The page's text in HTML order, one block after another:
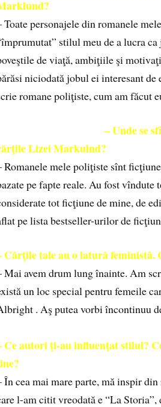
Toate personajele din romanele
stilul meu de a lucra
de viaţă, ambiţiile şi
niciodată jobul ei interesant
romane poliţiste, cum am făcut
– Unde se
Lizei Markulnd?
Romanele mele poliţiste sînt
pe fapte reale. Au fost
tot ficţiune de mine, de
pe lista bestseller-urilor de
Cărţile tale au o latură feministă.
Mai avem drum lung înainte. Am
un loc special pentru femeile
. Aş putea vorbi încontinuu
Ce autori ţi-au influenţat stilul?
În cea mai mare parte, mă inspir
l-am citit vreodată e “La